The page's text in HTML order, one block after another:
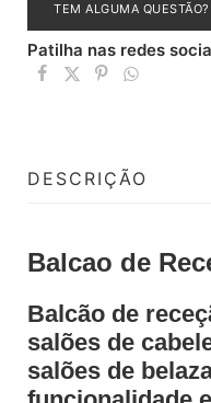
TEM ALGUMA QUESTÃO?
Patilha nas redes
DESCRIÇÃO
Balcao de
Balcão de
salões de
salões de